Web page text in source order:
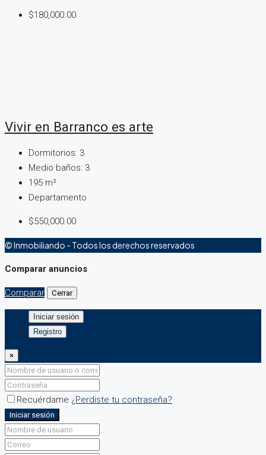
$180,000.00
Vivir en Barranco es arte
Dormitorios: 3
Medio baños: 3
195 m²
Departamento
$550,000.00
© Inmobiliando - Todos los derechos reservados
Comparar anuncios
Comparar Cerrar
Iniciar sesión
Registro
×
Recuérdame ¿Perdiste tu contraseña?
Iniciar sesión